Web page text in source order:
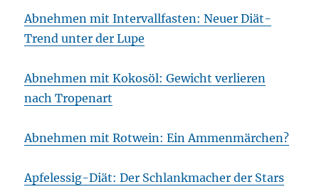
Abnehmen mit Intervallfasten: Neuer Diät-
Trend unter der Lupe
Abnehmen mit Kokosöl: Gewicht verlieren
nach Tropenart
Abnehmen mit Rotwein: Ein Ammenmärchen?
Apfelessig-Diät: Der Schlankmacher der Stars